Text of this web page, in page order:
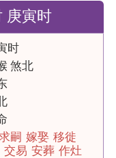
庚寅时
时
煞北
嗣 嫁娶 移徙
交易 安葬 作灶